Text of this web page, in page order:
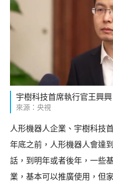
宇樹科技首席執行官王興興
來源：央視
人形機器人企業、宇樹科技
年底之前，人形機器人會達
話，到明年或者後年，一些
業，基本可以推廣使用，但